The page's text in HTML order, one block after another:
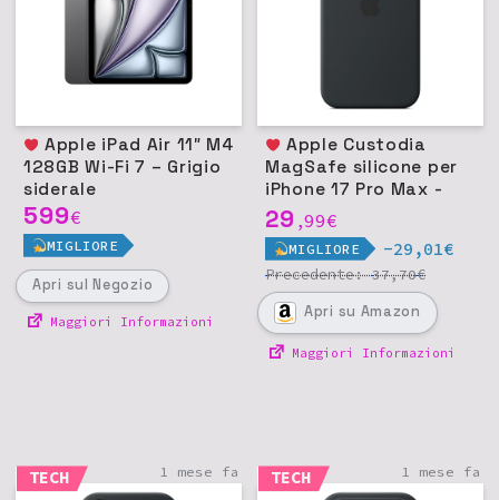
Apple iPad Air 11″ M4
128GB Wi-Fi 7 – Grigio
siderale
599€
MIGLIORE
Apri sul Negozio
Maggiori Informazioni
Apple Custodia
MagSafe silicone per
iPhone 17 Pro Max -
Nero
29 ,99€
MIGLIORE -29,01€
Precedente:37,70€
Apri su Amazon
Maggiori Informazioni
TECH 1 mese fa TECH 1 mese fa